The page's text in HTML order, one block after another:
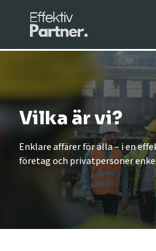
Vilka är vi?
Enklare affärer för alla – i en
företag och privatpersoner